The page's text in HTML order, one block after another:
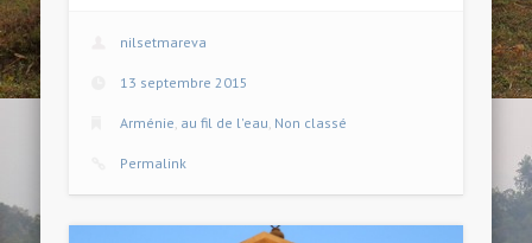
nilsetmareva
13 septembre 2015
Arménie, au fil de l'eau, Non classé
Permalink